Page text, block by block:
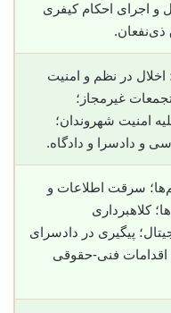
و اجرای احکام کیفری
ذی‌نفعان.
اخلال در نظم و امنیت
غیرمجاز؛
امنیت شهروندان؛
و دادسرا و دادگاه.
سرقت اطلاعات و
کلاهبرداری
پیگیری در دادسرای
اقدامات فنی-حقوقی